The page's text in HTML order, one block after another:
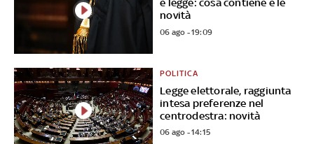
novità
06 ago - 19:09
Legge elettorale, raggiunta
intesa preferenze nel
centrodestra: novità
POLITICA
06 ago - 14:15